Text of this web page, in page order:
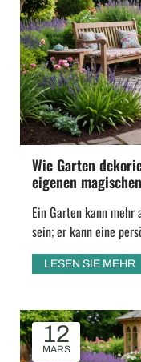
Wie Garten
eigenen
Ein Garten kann
sein; er kann eine
LESEN SIE MEHR
12
MARS